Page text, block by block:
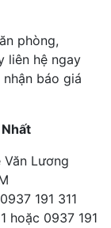
phòng,
liên hệ ngay
báo giá
Lương
191 311
hoặc 0937 191